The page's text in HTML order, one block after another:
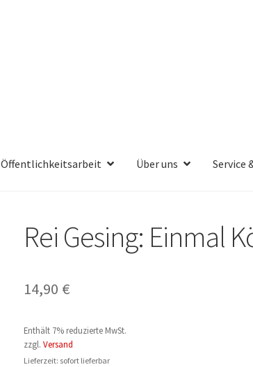
Öffentlichkeitsarbeit Über uns Service
Rei Gesing: Einmal
14,90 €
Enthält 7% reduzierte MwSt.
zzgl.Versand
Lieferzeit: sofort lieferbar